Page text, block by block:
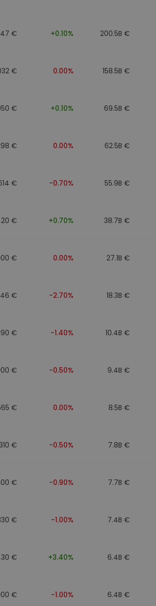
€ +0.10% 200.5B €
€ 0.00% 158.5B €
€ +0.10% 69.5B €
€ 0.00% 62.5B €
€ -0.70% 55.9B €
€ +0.70% 38.7B €
€ 0.00% 27.1B €
€ -2.70% 18.3B €
€ -1.40% 10.4B €
€ -0.50% 9.4B €
€ 0.00% 8.5B €
€ -0.50% 7.8B €
€ -0.90% 7.7B €
€ -1.00% 7.4B €
€ +3.40% 6.4B €
€ -1.00% 6.4B €